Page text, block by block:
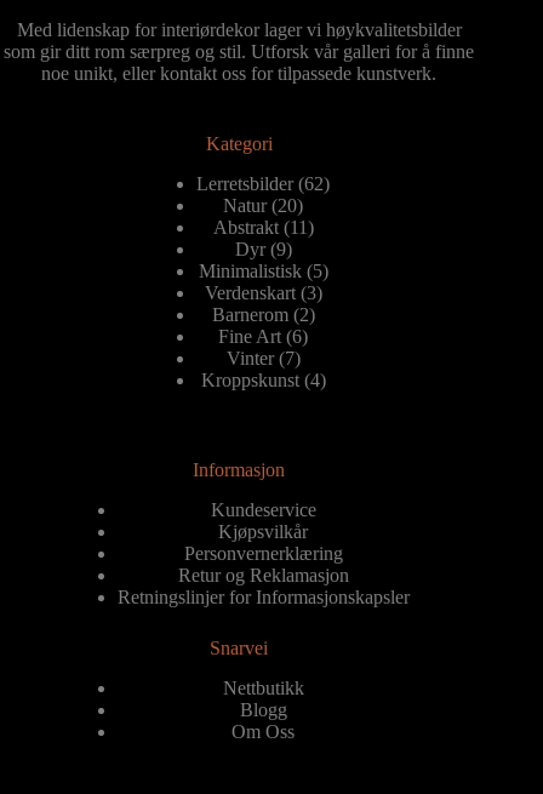
Med lidenskap for interiørdekor lager vi høykvalitetsbilder
som gir ditt rom særpreg og stil. Utforsk vår galleri for å finne
noe unikt, eller kontakt oss for tilpassede kunstverk.
Kategori
Lerretsbilder 6262
Natur 2020
produkter
Abstrakt 1111
Dyr 99
produkter
Minimalistisk 55
produkter
Verdenskart 33
produkter
Barnerom 22
produkter
Fine Art 66
Vinter 77
produkter
Kroppskunst 44
Informasjon
Kundeservice
Kjøpsvilkår
Personvernerklæring
Retur og Reklamasjon
Retningslinjer for Informasjonskapsler
Snarvei
Nettbutikk
Blogg
Om Oss